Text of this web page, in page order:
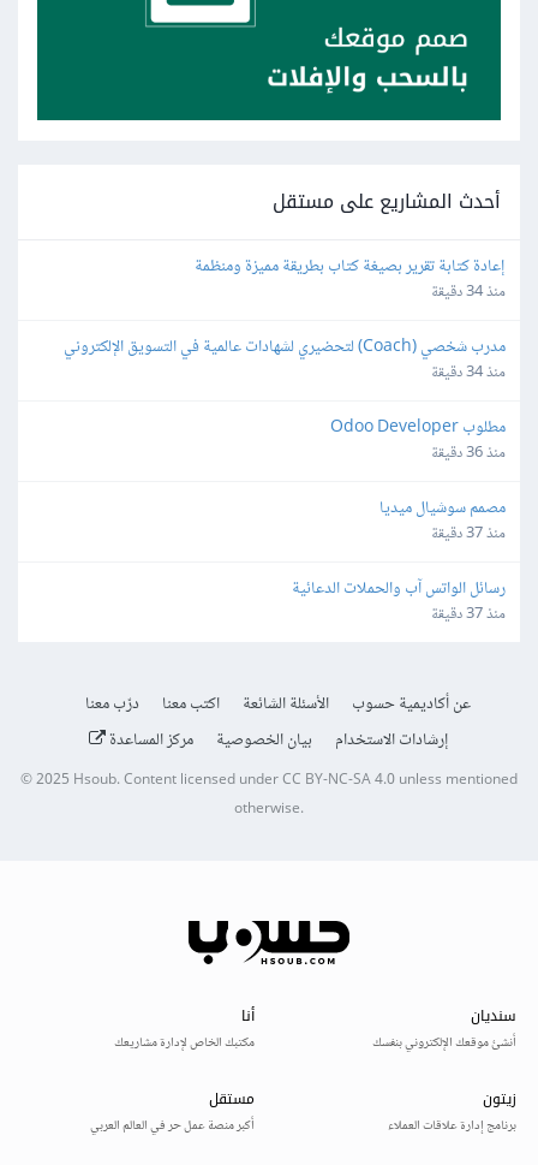
أحدث المشاريع على مستقل
إعادة كتابة تقرير بصيغة كتاب بطريقة مميزة ومنظمة
منذ 34 دقيقة
مدرب شخصي (Coach) لتحضيري لشهادات عالمية في التسويق الإلكتروني
منذ 34 دقيقة
مطلوب Odoo Developer
منذ 36 دقيقة
مصمم سوشيال ميديا
منذ 37 دقيقة
رسائل الواتس آب والحملات الدعائية
منذ 37 دقيقة
عن أكاديمية حسوب الأسئلة الشائعة اكتب معنا
درّب معنا
إرشادات الاستخدام
بيان الخصوصية مركز المساعدة
© 2025 Hsoub.Content licensed underCC BY-NC-SA 4.0unless mentioned
otherwise.